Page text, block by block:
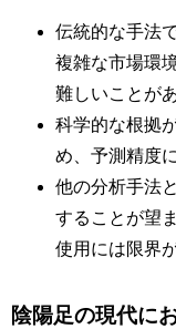
伝統的な手法
複雑な市場環
難しいことがあ
科学的な根拠
め、予測精度
他の分析手法
することが望
使用には限界
陰陽足の現代に